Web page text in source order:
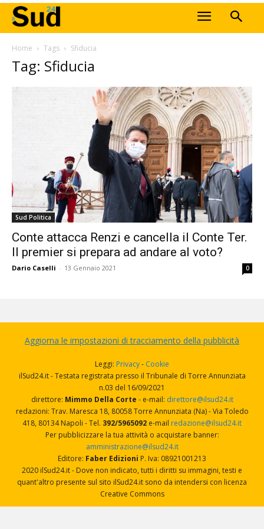
Home Tags Sfiducia
Tag: Sfiducia
Sud Politica
Conte attacca Renzi e cancella il Conte Ter.
Il premier si prepara ad andare al voto?
Dario Caselli - 13 Gennaio 2021 0
Aggiorna le impostazioni di tracciamento della pubblicità
Leggi: Privacy- Cookie
ilSud24.it - Testata registrata presso il Tribunale di Torre Annunziata
n.03 del 16/09/2021
direttore: Mimmo Della Corte - e-mail: direttore@ilsud24.it
redazioni: Trav. Maresca 18, 80058 Torre Annunziata (Na) - Via Toledo
418, 80134 Napoli - Tel. 392/5965092 e-mail redazione@ilsud24.it
Per pubblicizzare la tua attività o acquistare banner:
amministrazione@ilsud24.it
Editore: Faber Edizioni P. Iva: 08921001213
2020 ilSud24.it - Dove non indicato, tutti i diritti su immagini, testi e
quant'altro presente sul sito ilSud24.it sono da intendersi con licenza
Creative Commons